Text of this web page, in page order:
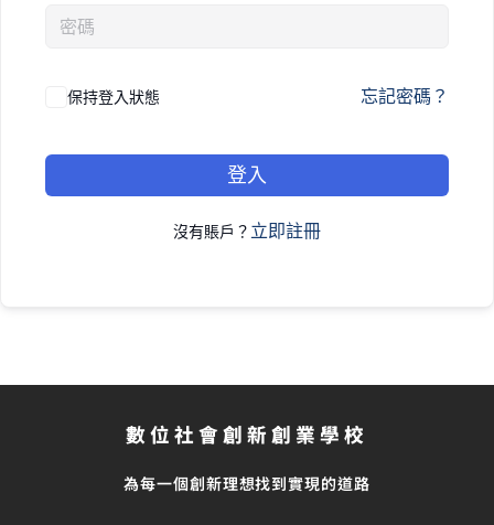
保持登入狀態 忘記密碼？
登入
沒有賬戶？ 立即註冊
數位社會創新創業學校
為每一個創新理想找到實現的道路